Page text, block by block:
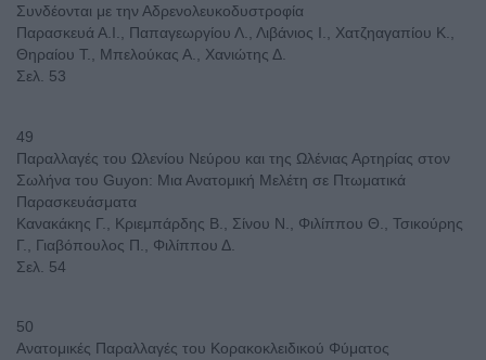
Συνδέονται με την Αδρενολευκοδυστροφία
Παρασκευά Α.Ι., Παπαγεωργίου Λ., Λιβάνιος Ι., Χατζηαγαπίου Κ.,
Θηραίου Τ., Μπελούκας Α., Χανιώτης Δ.
Σελ. 53
49
Παραλλαγές του Ωλενίου Νεύρου και της Ωλένιας Αρτηρίας στον
Σωλήνα του Guyon: Μια Ανατομική Μελέτη σε Πτωματικά
Παρασκευάσματα
Κανακάκης Γ., Κριεμπάρδης Β., Σίνου Ν., Φιλίππου Θ., Τσικούρης
Γ., Γιαβόπουλος Π., Φιλίππου Δ.
Σελ. 54
50
Ανατομικές Παραλλαγές του Κορακοκλειδικού Φύματος